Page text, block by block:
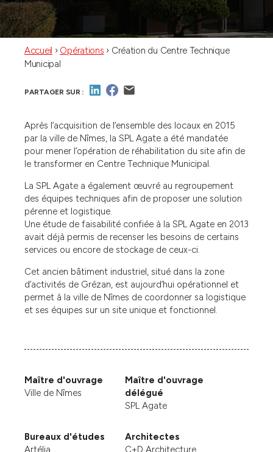
Accueil › Opérations › Création du Centre Technique
Municipal
PARTAGER SUR :
Après l’acquisition de l’ensemble des locaux en 2015
par la ville de Nîmes, la SPL Agate a été mandatée
pour mener l’opération de réhabilitation du site afin de
le transformer en Centre Technique Municipal.
La SPL Agate a également œuvré au regroupement
des équipes techniques afin de proposer une solution
pérenne et logistique.
Une étude de faisabilité confiée à la SPL Agate en 2013
avait déjà permis de recenser les besoins de certains
services ou encore de stockage de ceux-ci.
Cet ancien bâtiment industriel, situé dans la zone
d’activités de Grézan, est aujourd’hui opérationnel et
permet à la ville de Nîmes de coordonner sa logistique
et ses équipes sur un site unique et fonctionnel.
Maître d'ouvrage
Ville de Nîmes
Maître d'ouvrage
délégué
SPL Agate
Bureaux d'études
Artélia
Architectes
C+D Architecture